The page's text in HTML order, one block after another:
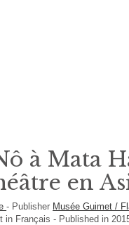
à Mata
en
- Publisher Musée Guimet /
in Français- Published in